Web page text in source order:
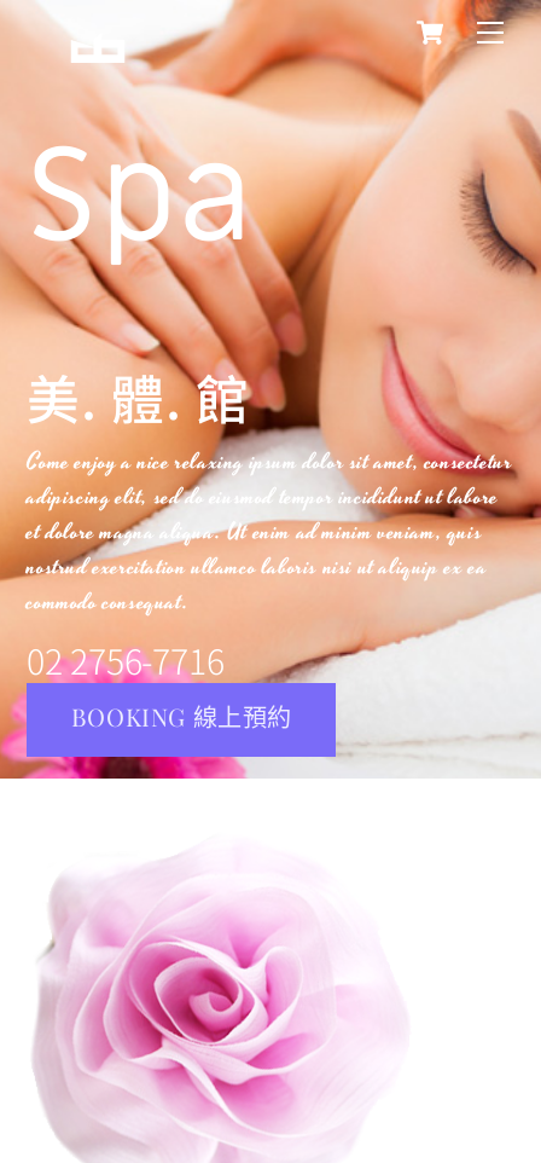
Skip
Cart
Spa
美. 體. 館
Come enjoy a nice relaxing ipsum dolor sit amet, consectetur
adipiscing elit, sed do eiusmod tempor incididunt ut labore
et dolore magna aliqua. Ut enim ad minim veniam, quis
nostrud exercitation ullamco laboris nisi ut aliquip ex ea
commodo consequat.
02 2756-7716
BOOKING 線上預約